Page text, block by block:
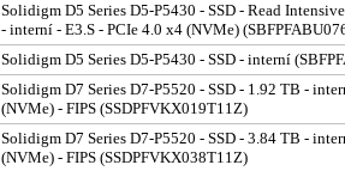
Solidigm D5 Series D5-P5430 - SSD - Read
- interní - E3.S - PCIe 4.0 x4 (NVMe)
Solidigm D5 Series D5-P5430 - SSD - interní
Solidigm D7 Series D7-P5520 - SSD - 1.92 TB -
(NVMe) - FIPS (SSDPFVKX019T11Z)
Solidigm D7 Series D7-P5520 - SSD - 3.84 TB -
(NVMe) - FIPS (SSDPFVKX038T11Z)